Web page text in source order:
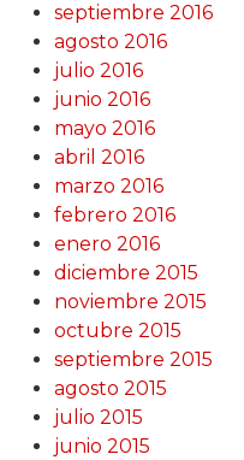
septiembre 2016
agosto 2016
julio 2016
junio 2016
mayo 2016
abril 2016
marzo 2016
febrero 2016
enero 2016
diciembre 2015
noviembre 2015
octubre 2015
septiembre 2015
agosto 2015
julio 2015
junio 2015